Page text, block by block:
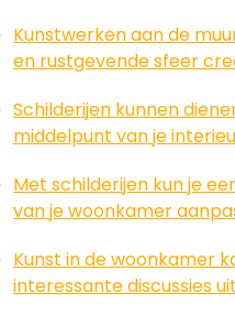
Kunstwerken aan de
en rustgevende sfeer
Schilderijen kunnen
middelpunt van je
Met schilderijen kun je
van je woonkamer
Kunst in de woonkamer
interessante discussies